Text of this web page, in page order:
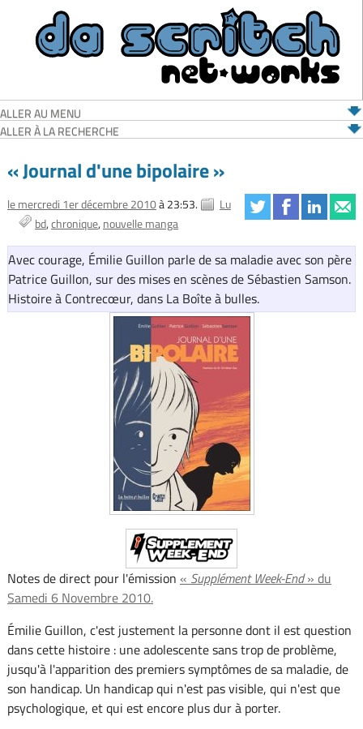
ALLER AU MENU
ALLER À LA RECHERCHE
« Journal d'une bipolaire »
le mercredi 1er décembre 2010à 23:53.
Lu
bd chronique nouvelle manga
Avec courage, Émilie Guillon parle de sa maladie avec son père
Patrice Guillon, sur des mises en scènes de Sébastien Samson.
Histoire à Contrecœur, dans La Boîte à bulles.
Notes de direct pour l'émission « Supplément Week-End» du
Samedi 6 Novembre 2010.
Émilie Guillon, c'est justement la personne dont il est question
dans cette histoire : une adolescente sans trop de problème,
jusqu'à l'apparition des premiers symptômes de sa maladie, de
son handicap. Un handicap qui n'est pas visible, qui n'est que
psychologique, et qui est encore plus dur à porter.